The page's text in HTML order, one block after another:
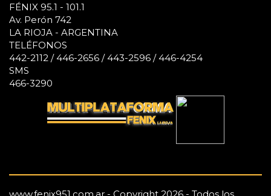
FÉNIX 95.1 - 101.1
Av. Perón 742
LA RIOJA - ARGENTINA
TELÉFONOS
442-2112 / 446-2656 / 443-2596 / 446-4254
SMS
466-3290